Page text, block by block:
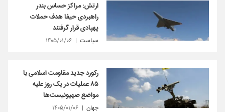
ارتش: مراکز حساس بندر
راهبردی حیفا هدف حملات
پهپادی قرار گرفتند
سیاست ۱۴۰۵/۰۱/۰۶
رکورد جدید مقاومت اسلامی با
۸۵ عملیات در یک روز علیه
مواضع صهیونیست‌ها
جهان ۱۴۰۵/۰۱/۰۶